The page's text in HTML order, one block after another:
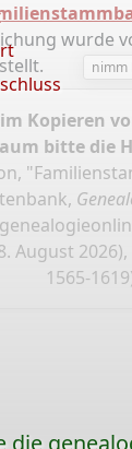
wurde
nimm
Kopieren
bitte die
August
1565-
die